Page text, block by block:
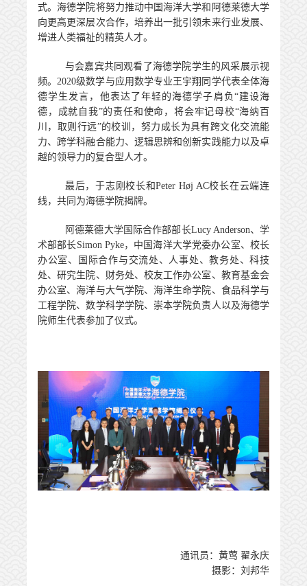
式。海德学院将努力推动中国海洋大学和阿德莱德大学
向更高更深层次合作，培养出一批引领未来行业发展、
增进人类福祉的精英人才。
与会嘉宾共同观看了海德学院学生的风采展示视
频。2020级数学与应用数学专业王宇翔同学代表全体海
德学生发言，他表达了年轻的海德学子肩负“建设海
德，成就自我”的责任和使命，将会牢记母校“海纳百
川，取则行远”的校训，努力成长为具有跨文化交流能
力、跨学科融合能力、逻辑思辨和创新实践能力以及卓
越的领导力的复合型人才。
最后，于志刚校长和Peter Høj AC校长在云端连
线，共同为海德学院揭牌。
阿德莱德大学国际合作部部长Lucy Anderson、学
术部部长Simon Pyke，中国海洋大学党委办公室、校长
办公室、国际合作与交流处、人事处、教务处、科技
处、研究生院、财务处、校友工作办公室、教育基金会
办公室、海洋与大气学院、海洋生命学院、食品科学与
工程学院、数学科学学院、崇本学院负责人以及海德学
院师生代表参加了仪式。
通讯员：黄莺 翟永庆
摄影：刘邦华